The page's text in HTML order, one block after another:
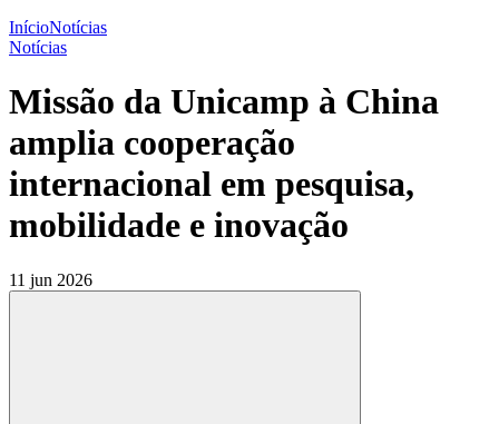
InícioNotícias
Notícias
Missão da Unicamp à China
amplia cooperação
internacional em pesquisa,
mobilidade e inovação
11 jun 2026